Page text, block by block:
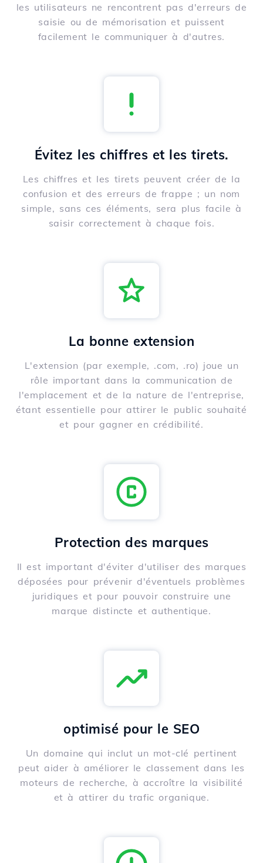
les utilisateurs ne rencontrent pas d'erreurs de
saisie ou de mémorisation et puissent
facilement le communiquer à d'autres.
Évitez les chiffres et les tirets.
Les chiffres et les tirets peuvent créer de la
confusion et des erreurs de frappe ; un nom
simple, sans ces éléments, sera plus facile à
saisir correctement à chaque fois.
La bonne extension
L'extension (par exemple, .com, .ro) joue un
rôle important dans la communication de
l'emplacement et de la nature de l'entreprise,
étant essentielle pour attirer le public souhaité
et pour gagner en crédibilité.
Protection des marques
Il est important d'éviter d'utiliser des marques
déposées pour prévenir d'éventuels problèmes
juridiques et pour pouvoir construire une
marque distincte et authentique.
optimisé pour le SEO
Un domaine qui inclut un mot-clé pertinent
peut aider à améliorer le classement dans les
moteurs de recherche, à accroître la visibilité
et à attirer du trafic organique.